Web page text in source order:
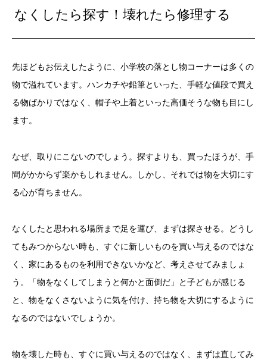
なくしたら探す！壊れたら修理する
先ほどもお伝えしたように、小学校の落とし物コーナーは多くの
物で溢れています。ハンカチや鉛筆といった、手軽な値段で買え
る物ばかりではなく、帽子や上着といった高価そうな物も目にし
ます。
なぜ、取りにこないのでしょう。探すよりも、買ったほうが、手
間がかからず楽かもしれません。しかし、それでは物を大切にす
る心が育ちません。
なくしたと思われる場所まで足を運び、まずは探させる。どうし
てもみつからない時も、すぐに新しいものを買い与えるのではな
く、家にあるものを利用できないかなど、考えさせてみましょ
う。「物をなくしてしまうと何かと面倒だ」と子どもが感じる
と、物をなくさないように気を付け、持ち物を大切にするように
なるのではないでしょうか。
物を壊した時も、すぐに買い与えるのではなく、まずは直してみ